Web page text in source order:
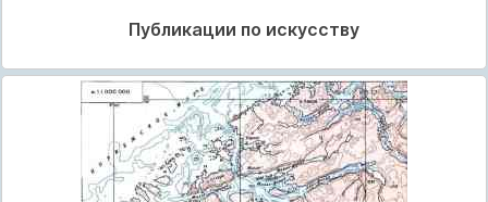
Публикации по искусству